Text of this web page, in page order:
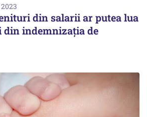
din salarii ar putea lua
indemnizaţia de